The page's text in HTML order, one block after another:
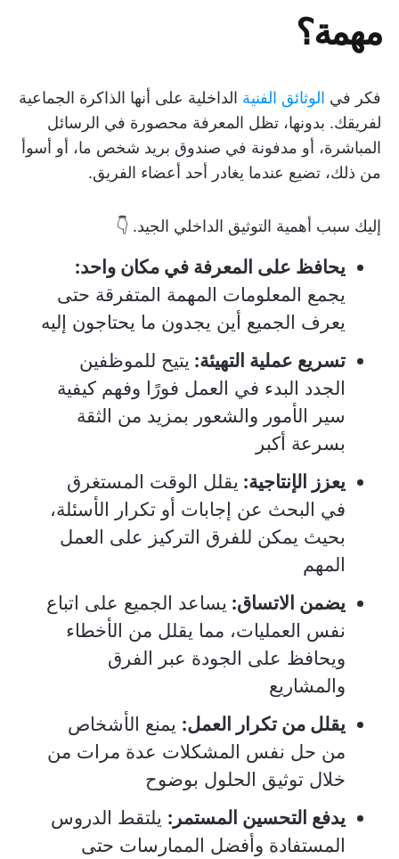
مهمة؟
فكر في الوثائق الفنية الداخلية على أنها الذاكرة الجماعية
لفريقك. بدونها، تظل المعرفة محصورة في الرسائل
المباشرة، أو مدفونة في صندوق بريد شخص ما، أو أسوأ
من ذلك، تضيع عندما يغادر أحد أعضاء الفريق.
إليك سبب أهمية التوثيق الداخلي الجيد. 👇
يحافظ على المعرفة في مكان واحد:
يجمع المعلومات المهمة المتفرقة حتى
يعرف الجميع أين يجدون ما يحتاجون إليه
تسريع عملية التهيئة: يتيح للموظفين
الجدد البدء في العمل فورًا وفهم كيفية
سير الأمور والشعور بمزيد من الثقة
بسرعة أكبر
يعزز الإنتاجية: يقلل الوقت المستغرق
في البحث عن إجابات أو تكرار الأسئلة،
بحيث يمكن للفرق التركيز على العمل
المهم
يضمن الاتساق: يساعد الجميع على اتباع
نفس العمليات، مما يقلل من الأخطاء
ويحافظ على الجودة عبر الفرق
والمشاريع
يقلل من تكرار العمل: يمنع الأشخاص
من حل نفس المشكلات عدة مرات من
خلال توثيق الحلول بوضوح
يدفع التحسين المستمر: يلتقط الدروس
المستفادة وأفضل الممارسات حتى